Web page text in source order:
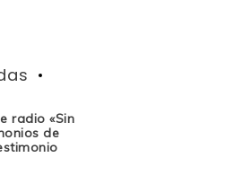
radio «Sin
de